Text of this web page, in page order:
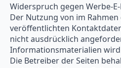
Widerspruch gegen Werbe-
Der Nutzung von im
veröffentlichten
nicht ausdrücklich
Informationsmaterialien
Die Betreiber der Seiten